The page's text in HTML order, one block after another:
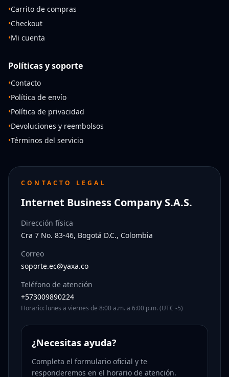
•Carrito de compras
•Checkout
•Mi cuenta
Políticas y soporte
•Contacto
•Política de envío
•Política de privacidad
•Devoluciones y reembolsos
•Términos del servicio
CONTACTO LEGAL
Internet Business Company S.A.S.
Dirección física
Cra 7 No. 83-46, Bogotá D.C., Colombia
Correo
soporte.ec@yaxa.co
Teléfono de atención
+573009890224
Horario: lunes a viernes de 8:00 a.m. a 6:00 p.m. (UTC -5)
¿Necesitas ayuda?
Completa el formulario oficial y te
responderemos en el horario de atención.